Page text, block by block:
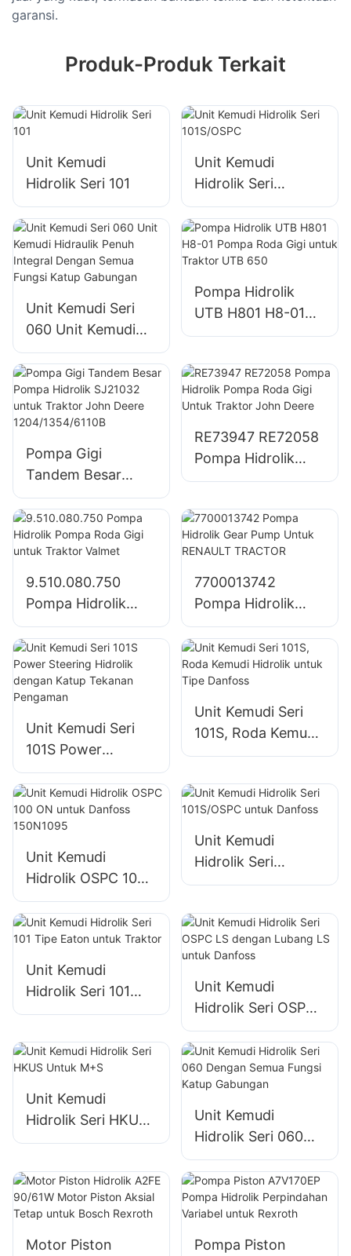
garansi.
Produk-Produk Terkait
Unit Kemudi
Hidrolik Seri 101
Unit Kemudi
Hidrolik Seri
101S/OSPC
Unit Kemudi Seri
060 Unit Kemudi
Hidraulik Penuh
Integral Dengan
Semua Fungsi
Katup Gabungan
Pompa Hidrolik
UTB H801 H8-01
Pompa Roda Gigi
650
Pompa Gigi
Tandem Besar
Pompa Hidrolik
SJ21032 untuk
Traktor John Deere
1204/1354/6110B
RE73947 RE72058
Pompa Hidrolik
Pompa Roda Gigi
Deere
9.510.080.750
Pompa Hidrolik
Pompa Roda Gigi
untuk Traktor
Valmet
7700013742
Pompa Hidrolik
Gear Pump Untuk
RENAULT
TRACTOR
Unit Kemudi Seri
101S Power
Steering Hidrolik
dengan Katup
Tekanan
Pengaman
Unit Kemudi Seri
101S, Roda Kemudi
Hidrolik untuk Tipe
Unit Kemudi
Hidrolik OSPC 100
ON untuk Danfoss
150N1095
Unit Kemudi
Hidrolik Seri
101S/OSPC untuk
Unit Kemudi
Hidrolik Seri 101
Tipe Eaton untuk
Unit Kemudi
Hidrolik Seri OSPC
LS dengan Lubang
LS untuk Danfoss
Unit Kemudi
Hidrolik Seri HKUS
Untuk M+S
Unit Kemudi
Hidrolik Seri 060
Dengan Semua
Fungsi Katup
Gabungan
Motor Piston
Pompa Piston